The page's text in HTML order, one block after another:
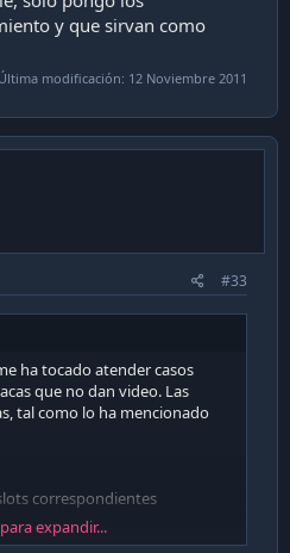
y que sirvan como
Última modificación: 12 Noviembre 2011
#33
ha tocado atender casos
que no dan video. Las
tal como lo ha mencionado
correspondientes
CPU con el socket
expandir...